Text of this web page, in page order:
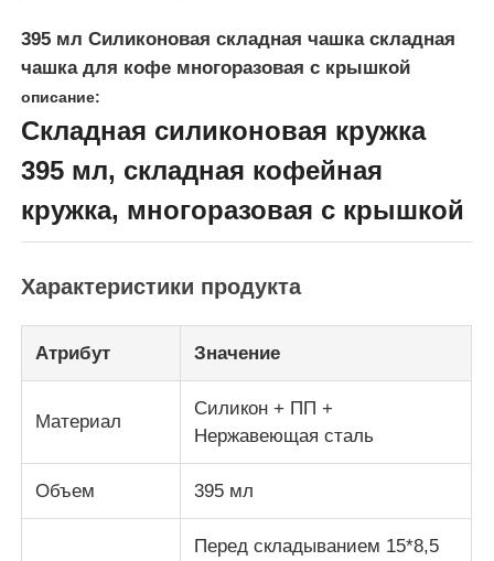
Продукты
О нас
395 мл Силиконовая складная чашка складная
чашка для кофе многоразовая с крышкой
описание:
Складная силиконовая кружка
395 мл, складная кофейная
кружка, многоразовая с крышкой
Характеристики продукта
Атрибут Значение
Материал
Силикон + ПП +
Нержавеющая сталь
Объем 395 мл
Перед складыванием 15*8,5